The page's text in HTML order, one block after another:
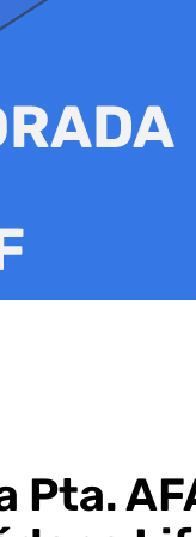
Pta.